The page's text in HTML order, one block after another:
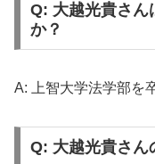
Q: 大越光貴さん
か？
A: 上智大学法学部を
Q: 大越光貴さん